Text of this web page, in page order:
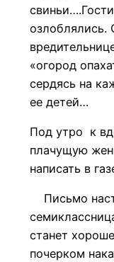
озлоблялись.
«огород
сердясь на
ее детей…
Под утро к
плачущую
написать в
Письмо
станет
почерком